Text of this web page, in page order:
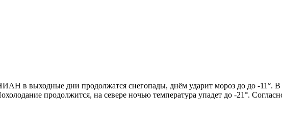
в выходные дни продолжатся снегопады, днём ударит мороз до до -11°. В
продолжится, на севере ночью температура упадет до -21°.